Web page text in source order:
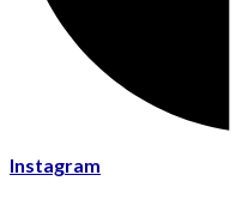
Instagram